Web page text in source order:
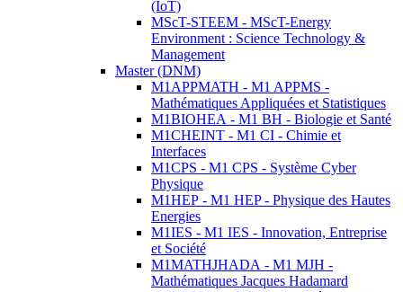
(IoT)
MScT-STEEM - MScT-Energy
Environment : Science Technology &
Management
Master (DNM)
M1APPMATH - M1 APPMS -
Mathématiques Appliquées et Statistiques
M1BIOHEA - M1 BH - Biologie et Santé
M1CHEINT - M1 CI - Chimie et
Interfaces
M1CPS - M1 CPS - Système Cyber
Physique
M1HEP - M1 HEP - Physique des Hautes
Energies
M1IES - M1 IES - Innovation, Entreprise
et Société
M1MATHJHADA - M1 MJH -
Mathématiques Jacques Hadamard